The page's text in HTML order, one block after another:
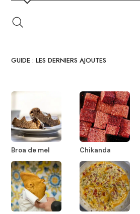
GUIDE : LES DERNIERS AJOUTES
Broa de mel Chikanda